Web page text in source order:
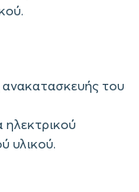
ανακατασκευής του
ηλεκτρικού
υλικού.